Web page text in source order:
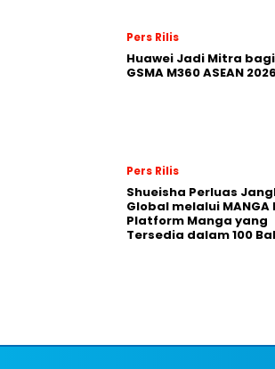
Pers Rilis
Huawei Jadi Mitra
GSMA M360 ASEAN 2026
Pers Rilis
Shueisha Perluas
Global melalui MANGA
Platform Manga yang
Tersedia dalam 100